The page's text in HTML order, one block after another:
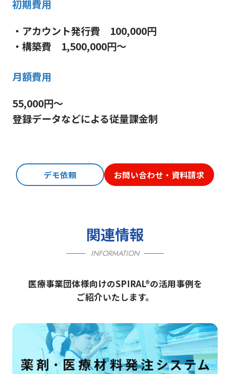
初期費用
・アカウント発行費 100,000円
・構築費 1,500,000円～
月額費用
55,000円～
登録データなどによる従量課金制
デモ依頼 お問い合わせ・資料請求
関連情報
INFORMATION
医療事業団体様向けのSPIRAL®の活用事例を
ご紹介いたします。